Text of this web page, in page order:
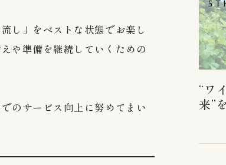
し」をベストな状態でお楽し
や準備を継続していくための
のサービス向上に努めてまい
“ワ
来”